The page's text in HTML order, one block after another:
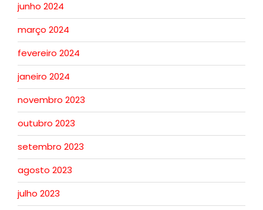
junho 2024
março 2024
fevereiro 2024
janeiro 2024
novembro 2023
outubro 2023
setembro 2023
agosto 2023
julho 2023